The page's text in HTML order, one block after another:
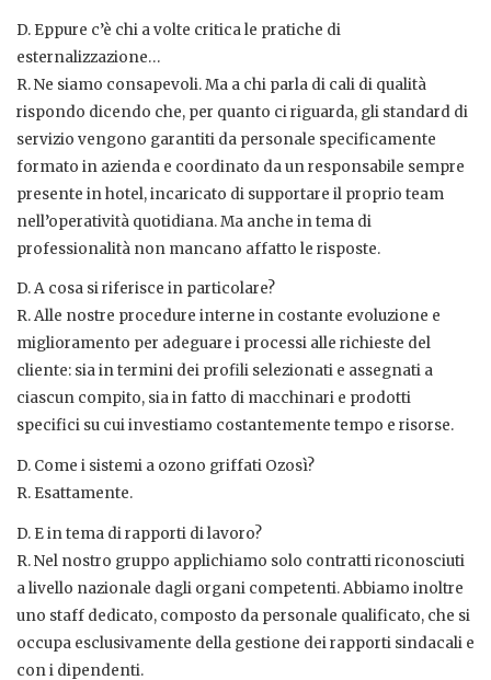
D. Eppure c’è chi a volte critica le pratiche di
esternalizzazione…
R. Ne siamo consapevoli. Ma a chi parla di cali di qualità
rispondo dicendo che, per quanto ci riguarda, gli standard di
servizio vengono garantiti da personale specificamente
formato in azienda e coordinato da un responsabile sempre
presente in hotel, incaricato di supportare il proprio team
nell’operatività quotidiana. Ma anche in tema di
professionalità non mancano affatto le risposte.
D. A cosa si riferisce in particolare?
R. Alle nostre procedure interne in costante evoluzione e
miglioramento per adeguare i processi alle richieste del
cliente: sia in termini dei profili selezionati e assegnati a
ciascun compito, sia in fatto di macchinari e prodotti
specifici su cui investiamo costantemente tempo e risorse.
D. Come i sistemi a ozono griffati Ozosì?
R. Esattamente.
D. E in tema di rapporti di lavoro?
R. Nel nostro gruppo applichiamo solo contratti riconosciuti
a livello nazionale dagli organi competenti. Abbiamo inoltre
uno staff dedicato, composto da personale qualificato, che si
occupa esclusivamente della gestione dei rapporti sindacali e
con i dipendenti.